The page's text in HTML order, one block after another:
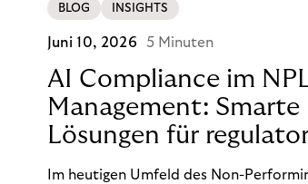
BLOG INSIGHTS
Juni 10, 2026 5 Minuten
AI Compliance im
Management: Smarte
Lösungen für
Sicherheit
Im heutigen Umfeld des Non-